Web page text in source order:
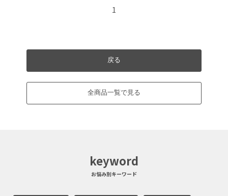
1
戻る
全商品一覧で見る
keyword
お悩み別キーワード